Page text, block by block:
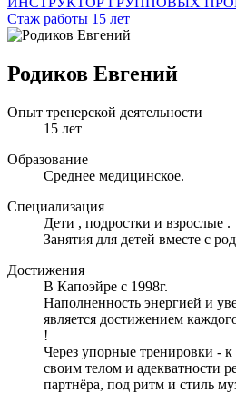
Стаж работы 15 лет
Родиков Евгений
Опыт тренерской деятельности
15 лет
Образование
Среднее медицинское.
Специализация
Дети , подростки и взрослые .
Занятия для детей вместе с
Достижения
В Капоэйре с 1998г.
Наполненность энергией и
является достижением
!
Через упорные тренировки -
своим телом и адекватности
партнёра, под ритм и стиль